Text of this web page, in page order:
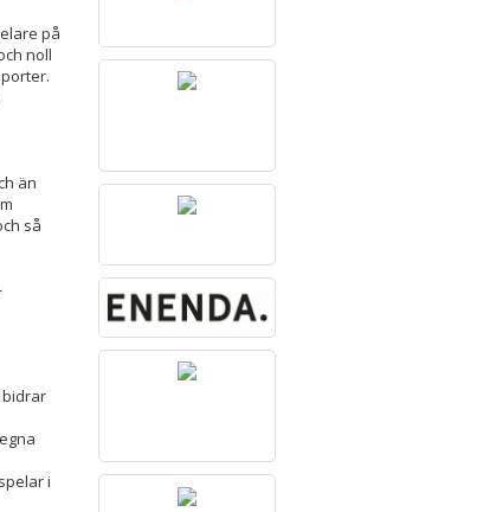
på
noll
än
så
bidrar
i